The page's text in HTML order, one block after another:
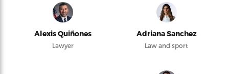
Alexis Quiñones
Lawyer
Adriana Sanchez
Law and sport